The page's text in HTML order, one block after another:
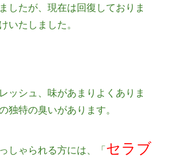
したが、現在は回復しておりま
いたしました。
ッシュ、味があまりよくありま
独特の臭いがあります。
しゃられる方には、「 セラブ